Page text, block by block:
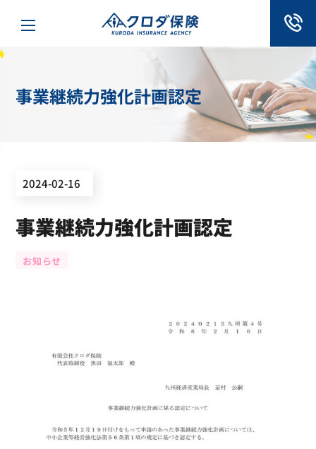
事業継続力強化計画認定
2024-02-16
事業継続力強化計画認定
お知らせ